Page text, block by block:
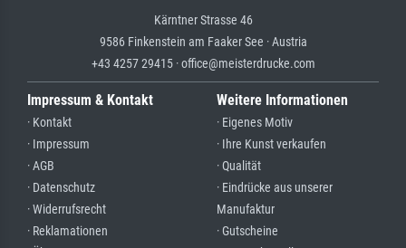
Kärntner Strasse 46
9586 Finkenstein am Faaker See · Austria
+43 4257 29415 · office@meisterdrucke.com
Impressum & Kontakt
· Kontakt
· Impressum
· AGB
· Datenschutz
· Widerrufsrecht
· Reklamationen
Weitere Informationen
· Eigenes Motiv
· Ihre Kunst verkaufen
· Qualität
· Eindrücke aus unserer
Manufaktur
· Gutscheine